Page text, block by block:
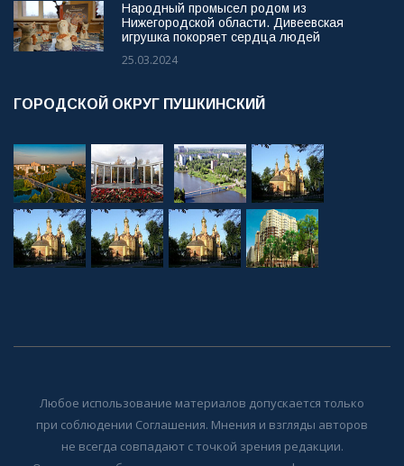
Народный промысел родом из
Нижегородской области. Дивеевская
игрушка покоряет сердца людей
25.03.2024
ГОРОДСКОЙ ОКРУГ ПУШКИНСКИЙ
Любое использование материалов допускается только
при соблюдении Соглашения. Мнения и взгляды авторов
не всегда совпадают с точкой зрения редакции.